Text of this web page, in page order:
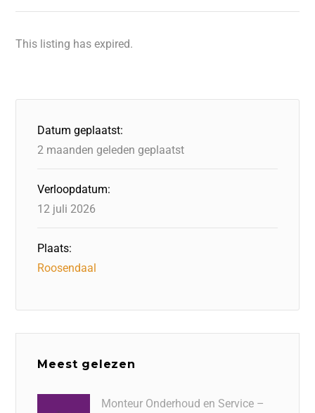
This listing has expired.
Datum geplaatst:
2 maanden geleden geplaatst
Verloopdatum:
12 juli 2026
Plaats:
Roosendaal
Meest gelezen
Monteur Onderhoud en Service –